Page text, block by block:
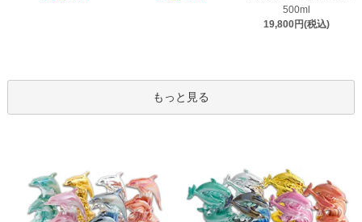
500ml
19,800円(税込)
もっと見る